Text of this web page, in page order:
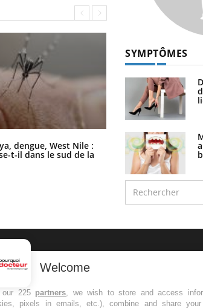
dengue, West Nile :
t-il dans le sud de la
Les médicaments
ils aussi les os ?
SYMPTÔMES
toutes les semaines les meilleures
santé
Welcome
our 225 partners, we wish to store and access
pixels in emails, etc.), combine and share